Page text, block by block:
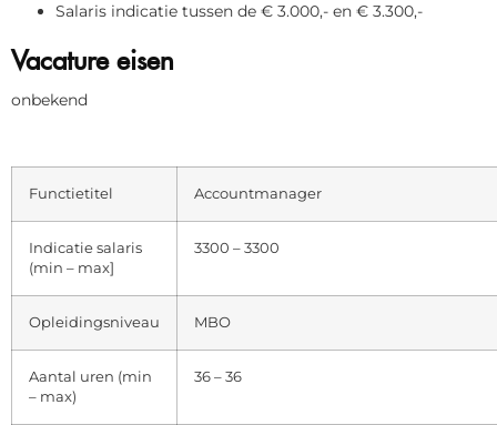
Salaris indicatie tussen de € 3.000,- en € 3.300,-
Vacature eisen
onbekend
Functietitel Accountmanager
Indicatie salaris
(min – max]
3300 – 3300
Opleidingsniveau MBO
Aantal uren (min
– max)
36 – 36